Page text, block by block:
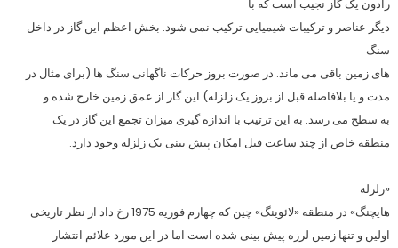
رادون یک گاز نجیب است که با
دیگر عناصر و ترکیبات شیمیایی ترکیب نمی شود. بخش اعظم این گاز در داخل
سنگ
های زمین باقی می ماند. در صورت بروز حرکات ناگهانی سنگ ها (برای مثال در
مدت و یا بلافاصله قبل از بروز یک زلزله) این گاز از عمق زمین خارج شده و
به سطح می رسد. به این ترتیب با اندازه گیری میزان تجمع این گاز در یک
منطقه خاص از چند ساعت قبل امکان پیش بینی یک زلزله وجود دارد.
«زلزله
هایچنگ» در منطقه «لائوینگ» چین که چهارم فوریه 1975 رخ داد از نظر تاریخی
اولین و تنها زمین لرزه پیش بینی شده است اما در این مورد علائم انتشار